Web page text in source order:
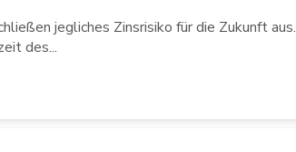
jegliches Zinsrisiko für die Zukunft aus.
des...